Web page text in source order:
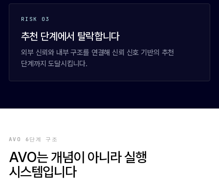
RISK 03
추천 단계에서 탈락합니다
외부 신뢰와 내부 구조를 연결해 신뢰 신호 기반의 추천
단계까지 도달시킵니다.
AVO 6단계 구조
AVO는 개념이 아니라 실행
시스템입니다